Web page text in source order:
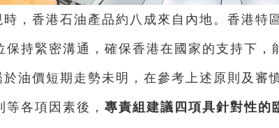
時，香港石油產品約八成來自內地。香港特
保持緊密溝通，確保香港在國家的支持下，
於油價短期走勢未明，在參考上述原則及審
等各項因素後， 專責組建議四項具針對性的